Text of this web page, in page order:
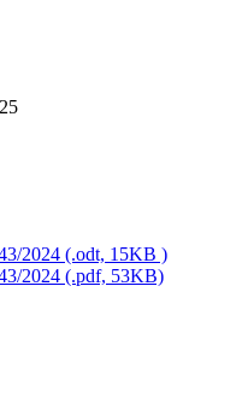
2024 (.odt, 15KB )
2024 (.pdf, 53KB)